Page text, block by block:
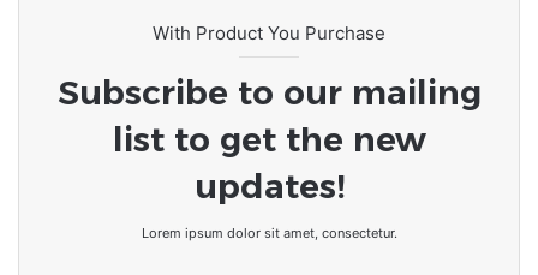
With Product You Purchase
Subscribe to our mailing
list to get the new
updates!
Lorem ipsum dolor sit amet, consectetur.